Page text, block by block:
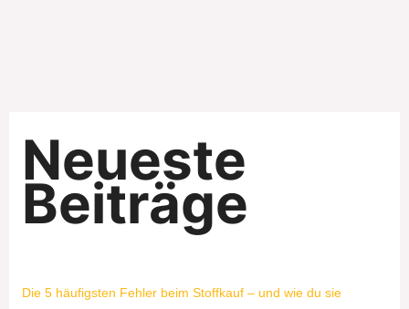
Neueste
Beiträge
Die 5 häufigsten Fehler beim Stoffkauf – und wie du sie